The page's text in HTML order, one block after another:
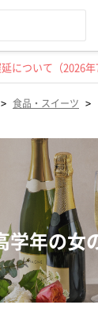
について（2026年
> 食品・スイーツ >
学年の